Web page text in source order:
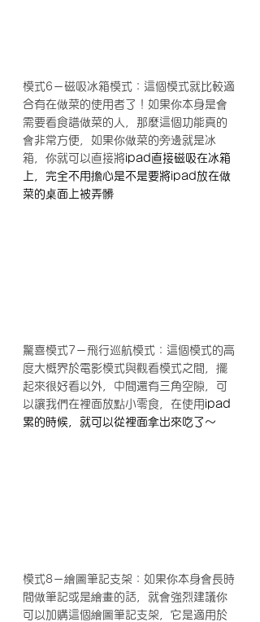
模式6－磁吸冰箱模式：這個模式就比較適
合有在做菜的使用者了！如果你本身是會
需要看食譜做菜的人，那麼這個功能真的
會非常方便，如果你做菜的旁邊就是冰
箱，你就可以直接將ipad直接磁吸在冰箱
上，完全不用擔心是不是要將ipad放在做
菜的桌面上被弄髒
驚喜模式7－飛行巡航模式：這個模式的高
度大概界於電影模式與觀看模式之間，擺
起來很好看以外，中間還有三角空隙，可
以讓我們在裡面放點小零食，在使用 ipad
累的時候，就可以從裡面拿出來吃了～
模式8－繪圖筆記支架：如果你本身會長時
間做筆記或是繪畫的話，就會強烈建議你
可以加購這個繪圖筆記支架，它是適用於